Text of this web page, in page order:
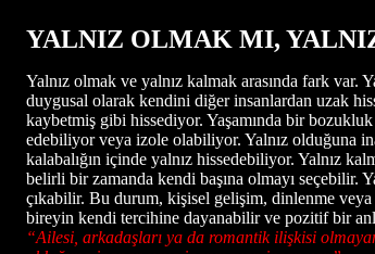
YALNIZ OLMAK MI,
Yalnız olmak ve yalnız kalmak arasında fark
duygusal olarak kendini diğer insanlardan uzak
kaybetmiş gibi hissediyor. Yaşamında bir
edebiliyor veya izole olabiliyor. Yalnız olduğuna
kalabalığın içinde yalnız hissedebiliyor. Yalnız
belirli bir zamanda kendi başına olmayı
çıkabilir. Bu durum, kişisel gelişim, dinlenme
bireyin kendi tercihine dayanabilir ve pozitif bir
“Ailesi, arkadaşları ya da romantik ilişkisi